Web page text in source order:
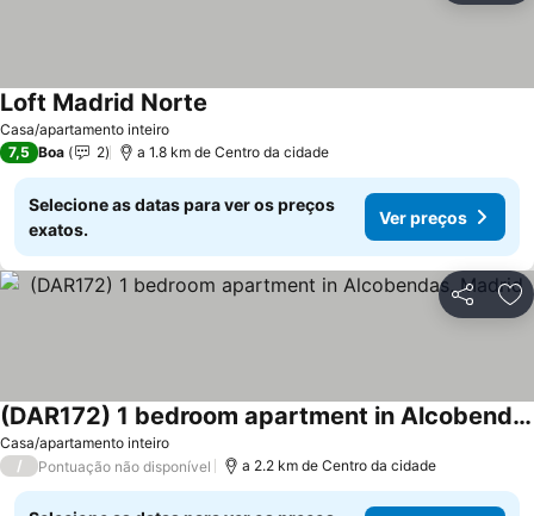
Casa/apartamento inteiro
Loft Madrid Norte
7,5 Boa 2 a 1.8 km de Centro da cidade
Selecione as datas para ver os preços
exatos.
Ver preços
Partilhar
Casa/apartamento inteiro
(DAR172) 1 bedroom apartment in Alcobendas, Madrid
/ Pontuação não disponível a 2.2 km de Centro da cidade